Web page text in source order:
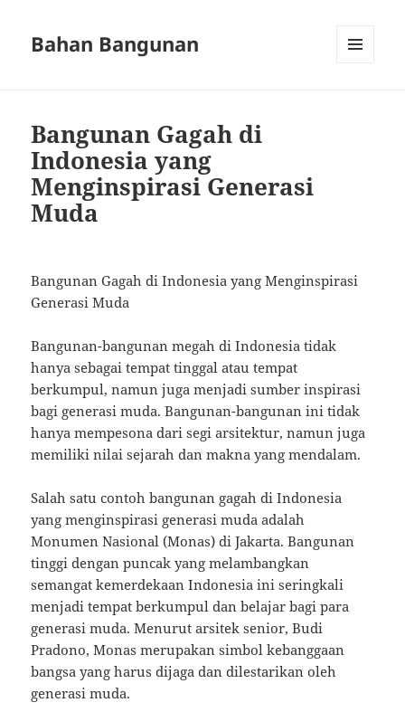
Bahan Bangunan
Bangunan Gagah di
Indonesia yang
Menginspirasi Generasi
Muda
Bangunan Gagah di Indonesia yang Menginspirasi
Generasi Muda
Bangunan-bangunan megah di Indonesia tidak
hanya sebagai tempat tinggal atau tempat
berkumpul, namun juga menjadi sumber inspirasi
bagi generasi muda. Bangunan-bangunan ini tidak
hanya mempesona dari segi arsitektur, namun juga
memiliki nilai sejarah dan makna yang mendalam.
Salah satu contoh bangunan gagah di Indonesia
yang menginspirasi generasi muda adalah
Monumen Nasional (Monas) di Jakarta. Bangunan
tinggi dengan puncak yang melambangkan
semangat kemerdekaan Indonesia ini seringkali
menjadi tempat berkumpul dan belajar bagi para
generasi muda. Menurut arsitek senior, Budi
Pradono, Monas merupakan simbol kebanggaan
bangsa yang harus dijaga dan dilestarikan oleh
generasi muda.